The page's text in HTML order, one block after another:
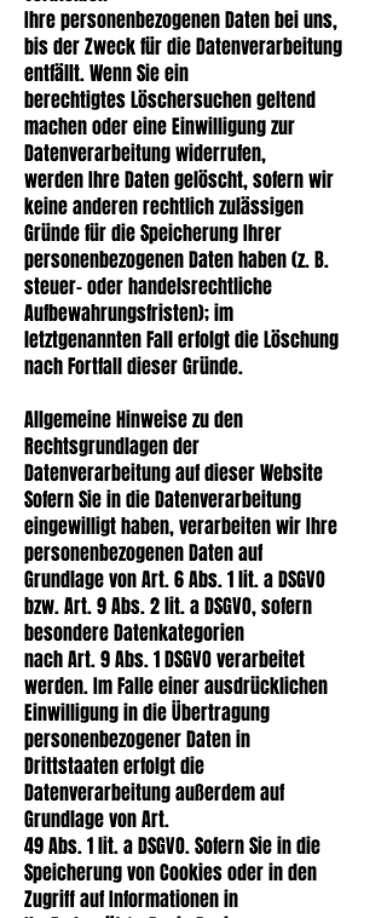
Ihre personenbezogenen Daten bei uns,
bis der Zweck für die Datenverarbeitung
entfällt. Wenn Sie ein
berechtigtes Löschersuchen geltend
machen oder eine Einwilligung zur
Datenverarbeitung widerrufen,
werden Ihre Daten gelöscht, sofern wir
keine anderen rechtlich zulässigen
Gründe für die Speicherung Ihrer
personenbezogenen Daten haben (z. B.
steuer- oder handelsrechtliche
Aufbewahrungsfristen); im
letztgenannten Fall erfolgt die Löschung
nach Fortfall dieser Gründe.
Allgemeine Hinweise zu den
Rechtsgrundlagen der
Datenverarbeitung auf dieser Website
Sofern Sie in die Datenverarbeitung
eingewilligt haben, verarbeiten wir Ihre
personenbezogenen Daten auf
Grundlage von Art. 6 Abs. 1 lit. a DSGVO
bzw. Art. 9 Abs. 2 lit. a DSGVO, sofern
besondere Datenkategorien
nach Art. 9 Abs. 1 DSGVO verarbeitet
werden. Im Falle einer ausdrücklichen
Einwilligung in die Übertragung
personenbezogener Daten in
Drittstaaten erfolgt die
Datenverarbeitung außerdem auf
Grundlage von Art.
49 Abs. 1 lit. a DSGVO. Sofern Sie in die
Speicherung von Cookies oder in den
Zugriff auf Informationen in